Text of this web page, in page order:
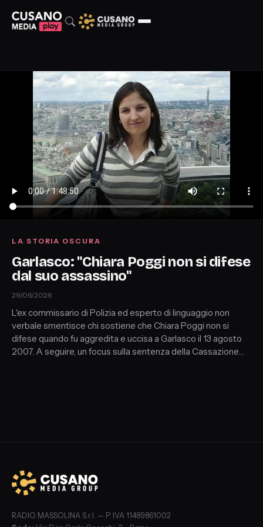
LA STORIA OSCURA
Garlasco: "Chiara Poggi non si difese
dal suo assassino"
29/06/2026
L'ex commissario di Polizia ed esperto di linguaggio non
verbale smentisce chi sostiene che Chiara Poggi non si
difese quando fu aggredita e uccisa a Garlasco il 13 agosto
2007. A seguire, un focus sulla sentenza della Cassazione
RADIO MASSOLINA S.r.l. — P. IVA 11489861002